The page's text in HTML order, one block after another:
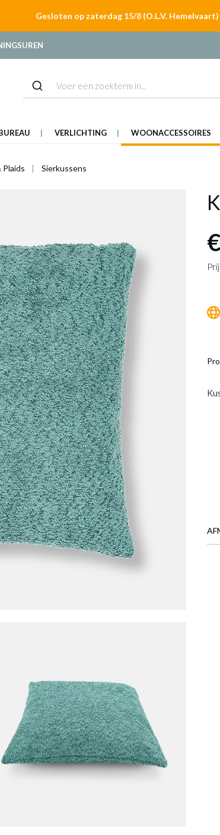
Gesloten op zaterdag 15/8 (O.L.V. Hemelvaart)
VERLICHTING WOONACCESSOIRES
Plaids Sierkussens